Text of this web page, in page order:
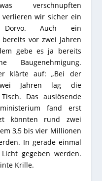
verschnupften
verlieren wir sicher ein
Dorvo. Auch ein
vor zwei Jahren
gebe es ja bereits
klärte auf: „Bei der
Jahren lag die
Das auslösende
fand erst
könnten rund zwei
3,5 bis vier Millionen
In gerade einmal
gegeben werden.
Krille.